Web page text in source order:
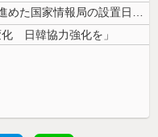
（ ´_ゝ`）中国「高市政権が法制化を進めた国家情報局の設置日が7月3...
日韓協力強化を」